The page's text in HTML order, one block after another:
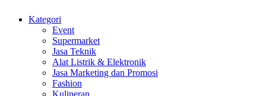
Kategori
Event
Supermarket
Jasa Teknik
Alat Listrik & Elektronik
Jasa Marketing dan Promosi
Fashion
Kulineran